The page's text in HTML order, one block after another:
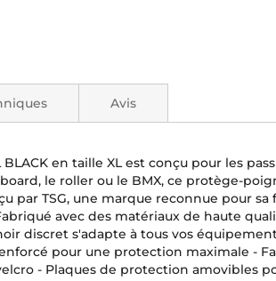
BLACK en taille XL est conçu pour
le roller ou le BMX, ce protège-
par TSG, une marque reconnue pour
avec des matériaux de haute
discret s'adapte à tous vos
pour une protection maximale -
- Plaques de protection
Avis